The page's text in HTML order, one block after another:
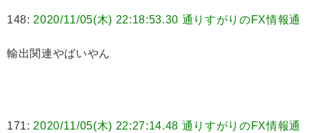
148: 2020/11/05(木) 22:18:53.30 通りすがりのFX情報通
輸出関連やばいやん
171: 2020/11/05(木) 22:27:14.48 通りすがりのFX情報通